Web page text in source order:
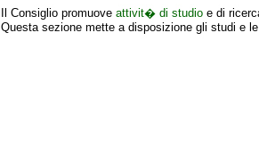
Il Consiglio promuove attivit� di studio e di
Questa sezione mette a disposizione gli studi e